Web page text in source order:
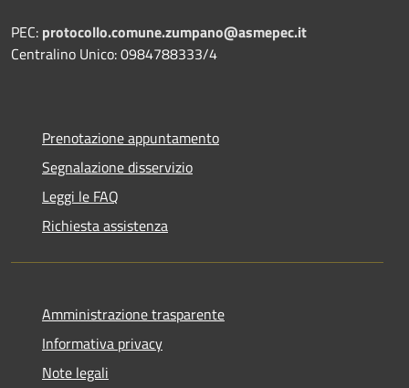
PEC: protocollo.comune.zumpano@asmepec.it
Centralino Unico: 0984788333/4
Prenotazione appuntamento
Segnalazione disservizio
Leggi le FAQ
Richiesta assistenza
Amministrazione trasparente
Informativa privacy
Note legali